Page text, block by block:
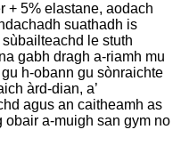
+ 5% elastane, aodach
suathadh is
le stuth
gabh dragh a-riamh mu
h-obann gu sònraichte
àrd-dian, a’
agus an caitheamh as
obair a-muigh san gym no